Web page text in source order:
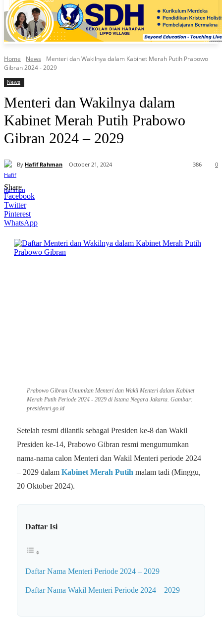
Home News
Menteri dan Wakilnya dalam Kabinet Merah Putih Prabowo
Gibran 2024 - 2029
News
Menteri dan Wakilnya dalam
Kabinet Merah Putih Prabowo
Gibran 2024 – 2029
By Hafif Rahman October 21, 2024 0
386
Share
Facebook
Twitter
Pinterest
WhatsApp
Prabowo Gibran Umumkan Menteri dan Wakil Menteri dalam Kabinet
Merah Putih Periode 2024 - 2029 di Istana Negara Jakarta. Gambar:
presidenri.go.id
Setelah resmi dilantik sebagai Presiden ke-8 dan Wakil
Presiden ke-14, Prabowo Gibran resmi mengumumkan
nama-nama calon Menteri dan Wakil Menteri periode 2024
– 2029 dalam Kabinet Merah Putih malam tadi (Minggu,
20 Oktober 2024).
Daftar Isi
Daftar Nama Menteri Periode 2024 – 2029
Daftar Nama Wakil Menteri Periode 2024 – 2029